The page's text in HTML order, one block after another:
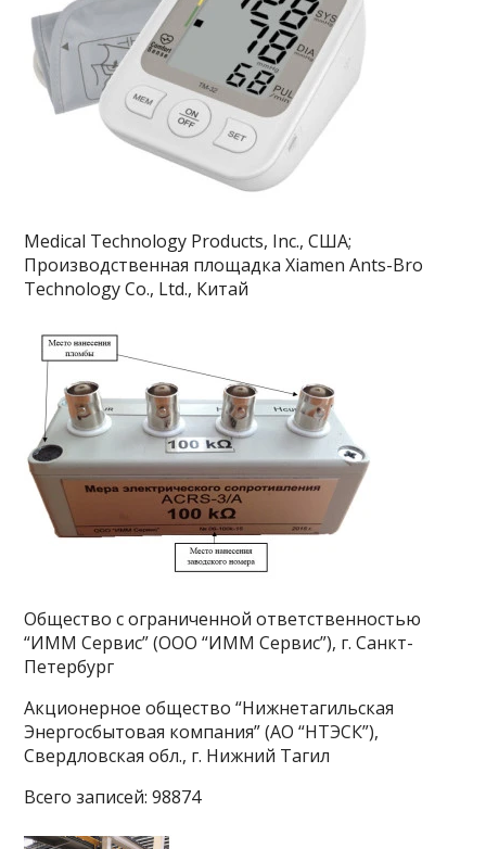
Mеdical Technology Products, Inc., США;
Производственная площадка Xiamen Ants-Bro
Technology Co., Ltd., Китай
Общество с ограниченной ответственностью
“ИММ Сервис” (ООО “ИММ Сервис”), г. Санкт-
Петербург
Акционерное общество “Нижнетагильская
Энергосбытовая компания” (АО “НТЭСК”),
Свердловская обл., г. Нижний Тагил
Всего записей: 98874